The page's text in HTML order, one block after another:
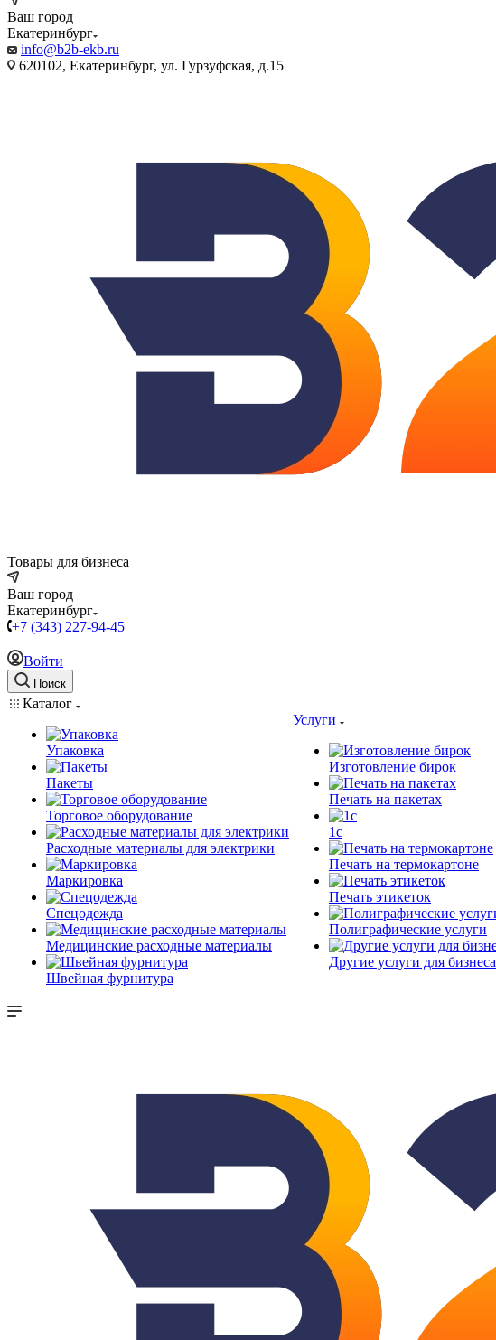
Ваш город
Екатеринбург
info@b2b-ekb.ru
620102, Екатеринбург, ул. Гурзуфская, д.15
Товары для бизнеса
Ваш город
Екатеринбург
+7 (343) 227-94-45
Войти
Поиск
Каталог
Упаковка
Пакеты
Торговое оборудование
Расходные материалы для электрики
Маркировка
Спецодежда
Медицинские расходные материалы
Швейная фурнитура
Услуги
Изготовление бирок
Печать на пакетах
1c
Печать на термокартоне
Печать этикеток
Полиграфические услуги
Другие услуги для бизнеса